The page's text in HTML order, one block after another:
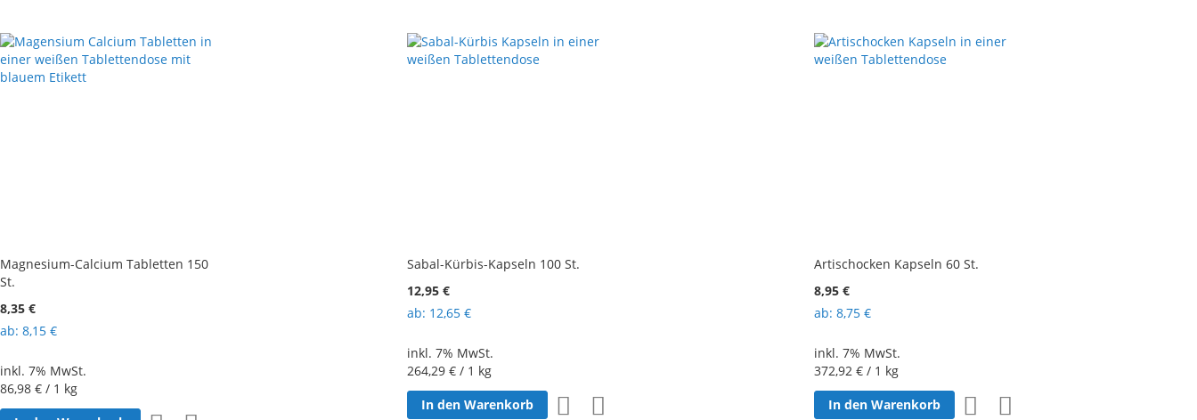
hinzufügenhinzufügen
hinzufügen
Magnesium-Calcium Tabletten 150
St.
8,35 €
ab 8,15 €
inkl. 7% MwSt.
86,98 € / 1 kg
Sabal-Kürbis-Kapseln 100 St.
12,95 €
ab 12,65 €
inkl. 7% MwSt.
264,29 €/ 1 kg
In den Warenkorb
Artischocken Kapseln 60 St.
8,95 €
ab 8,75 €
inkl. 7% MwSt.
372,92 €/ 1 kg
In den Warenkorb